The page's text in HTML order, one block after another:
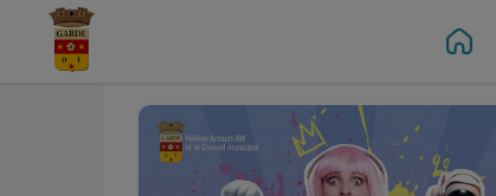
Contenu Pied de page